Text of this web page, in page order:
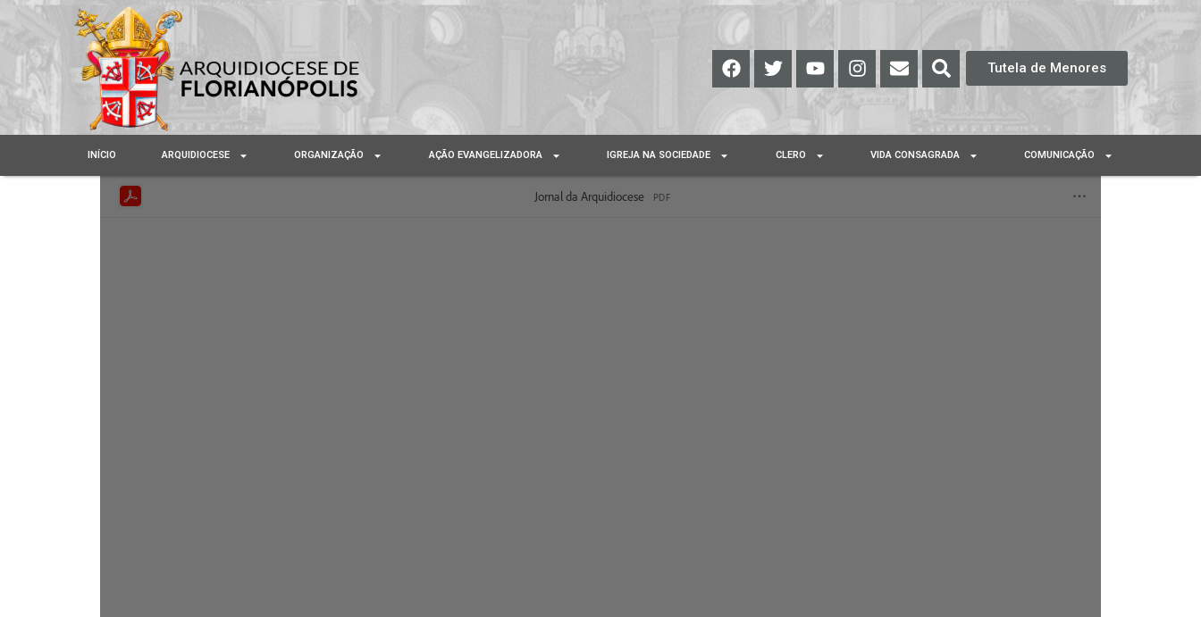
Tutela de Menores
INÍCIO ARQUIDIOCESE ORGANIZAÇÃO AÇÃO EVANGELIZADORA IGREJA NA SOCIEDADE CLERO VIDA CONSAGRADA COMUNICAÇÃO